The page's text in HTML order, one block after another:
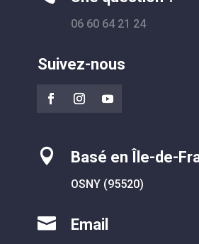
06 60 64 21 24
Suivez-nous
 Basé en Île-de-
OSNY (95520)
 Email